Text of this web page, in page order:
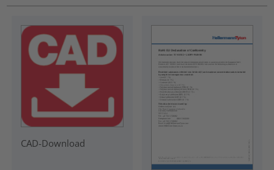
CAD-Download